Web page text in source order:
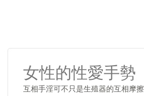
女性的性愛手勢
互相手淫可不只是生殖器的互相摩